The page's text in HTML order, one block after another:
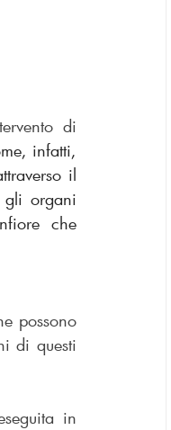
di
infatti,
il
gli organi
che
possono
di questi
in